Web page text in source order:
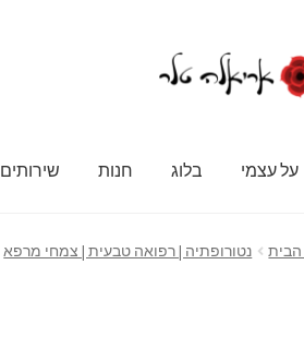
על עצמי בלוג חנות שירותים
נטורופתיה | רפואה טבעית | צמחי מרפא